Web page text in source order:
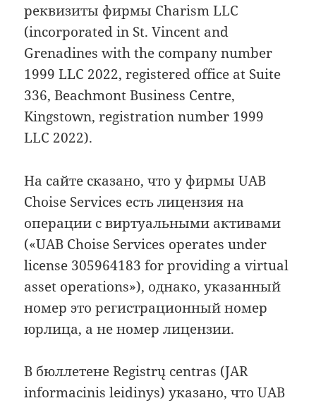
реквизиты фирмы Charism LLC
(incorporated in St. Vincent and
Grenadines with the company number
1999 LLC 2022, registered office at Suite
336, Beachmont Business Centre,
Kingstown, registration number 1999
LLC 2022).
На сайте сказано, что у фирмы UAB
Choise Services есть лицензия на
операции с виртуальными активами
(«UAB Choise Services operates under
license 305964183 for providing a virtual
asset operations»), однако, указанный
номер это регистрационный номер
юрлица, а не номер лицензии.
В бюллетене Registrų centras (JAR
informacinis leidinys) указано, что UAB